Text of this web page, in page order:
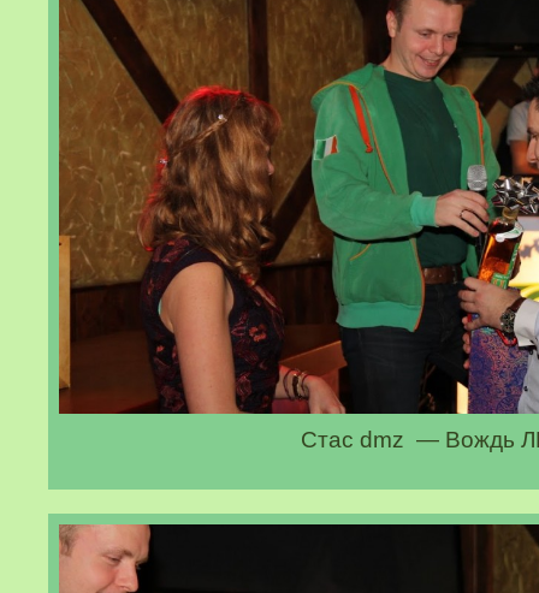
Стас dmz — Вождь